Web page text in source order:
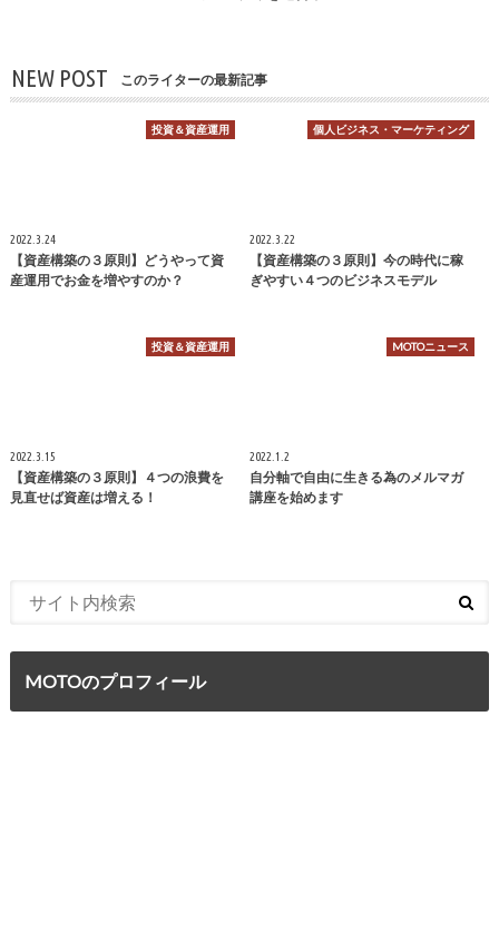
NEW POST このライターの最新記事
投資＆資産運用
2022.3.24
【資産構築の３原則】どうやって資
産運用でお金を増やすのか？
個人ビジネス・マーケティング
2022.3.22
【資産構築の３原則】今の時代に稼
ぎやすい４つのビジネスモデル
投資＆資産運用
2022.3.15
【資産構築の３原則】４つの浪費を
見直せば資産は増える！
MOTOニュース
2022.1.2
自分軸で自由に生きる為のメルマガ
講座を始めます
MOTOのプロフィール